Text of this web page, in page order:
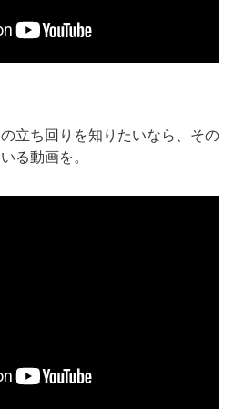
立ち回りを知りたいなら、その
る動画を。